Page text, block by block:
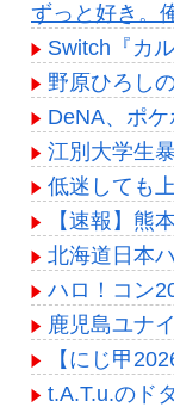
Powered by
ずっと好き。
Switch『カ
野原ひろし
DeNA、ポ
江別大学生
低迷しても
【速報】熊
北海道日本
ハロ！コン
鹿児島ユナ
【にじ甲
t.A.T.u.のド